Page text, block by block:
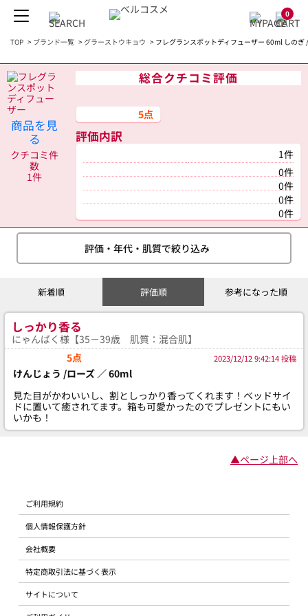
0
TOP > ブランド一覧 >グラーストウキョウ > フレグランスポットディフューザー 60ml しのぎ
商品を見
る
クチコミ件
数
1件
総合クチコミ評価
5点
評価内訳
1件
0件
0件
0件
0件
評価・年代・肌質で絞り込み
新着順 評価順 参考になった順
しっかり香る
にゃんばく様【35－39歳 肌質：混合肌】
5点
2023/12/12 9:42:14 投稿
けんじょう /ローズ ／ 60ml
見た目がかわいいし、割としっかり香ってくれます！ベッドサイ
ドに置いて癒されてます。箱も可愛かったのでプレゼントにもい
いかも！
▲ページ上部へ
ご利用規約
個人情報保護方針
会社概要
特定商取引法に基づく表示
サイトについて